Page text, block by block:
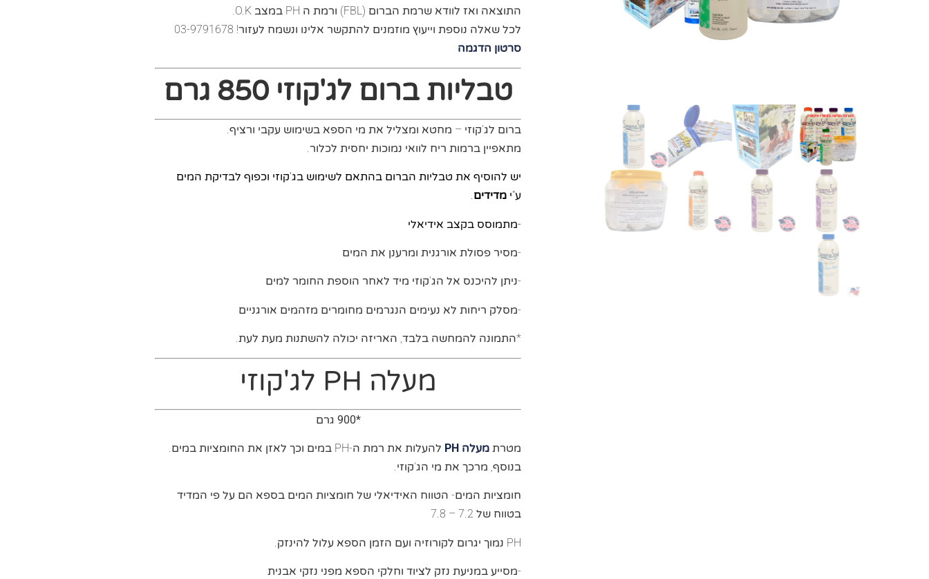
התוצאה ואז לוודא שרמת הברום (FBL) ורמת ה PH במצב O.K
.
לכל שאלה נוספת וייעוץ מוזמנים להתקשר אלינו ונשמח לעזור! 03-9791678
סרטון הדגמה
טבליות ברום לג'קוזי 850 גרם
ברום לג'קוזי – מחטא ומצליל את מי הספא בשימוש עקבי ורציף
מתאפיין ברמות ריח לוואי נמוכות יחסית לכלור
יש להוסיף את טבליות הברום בהתאם לשימוש בג'קוזי וכפוף לבדיקת המים
ע"י מדידים.
-מתמוסס בקצב אידיאלי
-מסיר פסולת אורגנית ומרענן את המים
-ניתן להיכנס אל הג'קוזי מיד לאחר הוספת החומר למים
-מסלק ריחות לא נעימים הנגרמים מחומרים מזהמים אורגניים
*התמונה להמחשה בלבד, האריזה יכולה להשתנות מעת לעת.
מעלה PH לג'קוזי
*900 גרם
מטרת מעלה PH
להעלות את רמת ה-PH במים וכך לאזן את החומציות במים.
בנוסף, מרכך את מי הג'קוזי.
חומציות המים- הטווח האידיאלי של חומציות המים בספא הם על פי המדיד
בטווח של 7.2 – 7.8
PH נמוך יגרום לקורוזיה ועם הזמן הספא עלול להינזק.
-מסייע במניעת נזק לציוד וחלקי הספא מפני נזקי אבנית